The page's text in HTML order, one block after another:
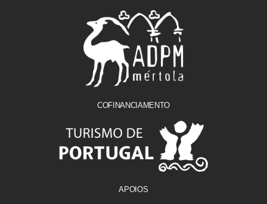
COFINANCIAMENTO
APOIOS